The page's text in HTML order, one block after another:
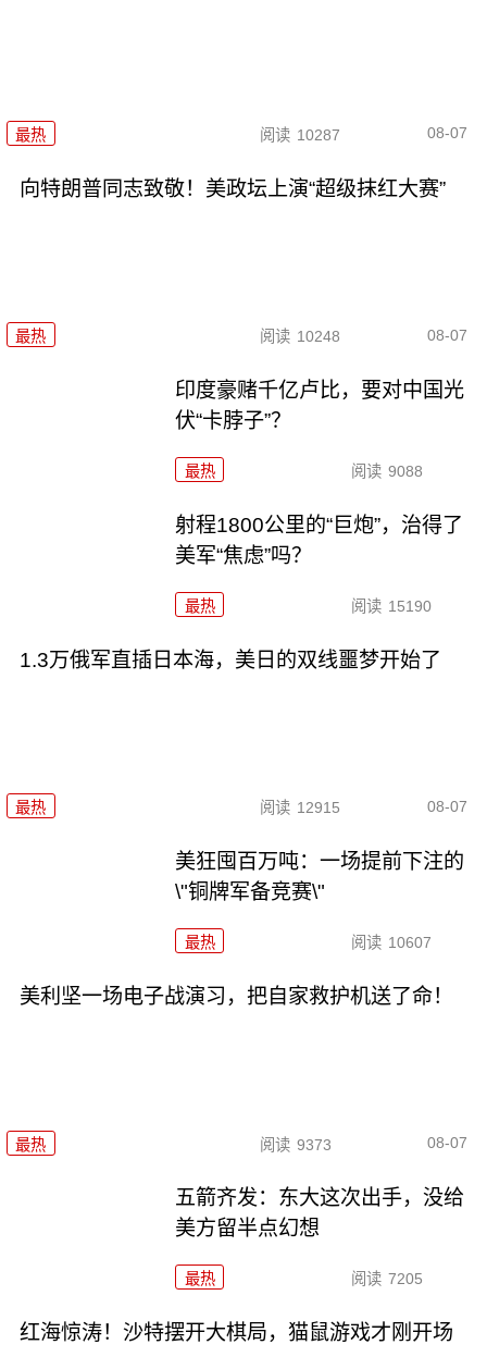
最热 阅读 10287 08-07
向特朗普同志致敬！美政坛上演“超级抹红大赛”
最热 阅读 10248 08-07
印度豪赌千亿卢比，要对中国光
伏“卡脖子”？
最热 阅读 9088
射程1800公里的“巨炮”，治得了
美军“焦虑”吗？
最热 阅读 15190
1.3万俄军直插日本海，美日的双线噩梦开始了
最热 阅读 12915 08-07
美狂囤百万吨：一场提前下注的
\"铜牌军备竞赛\"
最热 阅读 10607
美利坚一场电子战演习，把自家救护机送了命！
最热 阅读 9373 08-07
五箭齐发：东大这次出手，没给
美方留半点幻想
最热 阅读 7205
红海惊涛！沙特摆开大棋局，猫鼠游戏才刚开场